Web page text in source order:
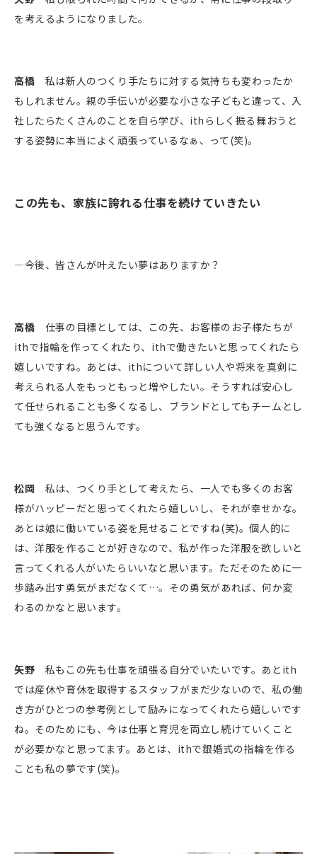
を考えるようになりました。
高橋 私は新人のつくり手たちに対する気持ちも変わったか
もしれません。親の手伝いが必要な小さな子どもと違って、入
社したらたくさんのことを自ら学び、ithらしく振る舞おうと
する姿勢に本当によく頑張っているなぁ、って(笑)。
この先も、 家族に誇れる仕事を続けていきたい
―今後、皆さんが叶えたい夢はありますか？
高橋 仕事の目標としては、この先、お客様のお子様たちが
ithで指輪を作ってくれたり、ithで働きたいと思ってくれたら
嬉しいですね。あとは、ithについて詳しい人や将来を真剣に
考えられる人をもっともっと増やしたい。そうすれば安心し
て任せられることも多くなるし、ブランドとしてもチームとし
ても強くなると思うんです。
松岡 私は、つくり手として考えたら、一人でも多くのお客
様がハッピーだと思ってくれたら嬉しいし、それが幸せかな。
あとは娘に働いている姿を見せることですね(笑)。個人的に
は、洋服を作ることが好きなので、私が作った洋服を欲しいと
言ってくれる人がいたらいいなと思います。ただそのために一
歩踏み出す勇気がまだなくて…。その勇気があれば、何か変
わるのかなと思います。
矢野 私もこの先も仕事を頑張る自分でいたいです。あとith
では産休や育休を取得するスタッフがまだ少ないので、私の働
き方がひとつの参考例として励みになってくれたら嬉しいです
ね。そのためにも、今は仕事と育児を両立し続けていくこと
が必要かなと思ってます。あとは、ithで銀婚式の指輪を作る
ことも私の夢です(笑)。